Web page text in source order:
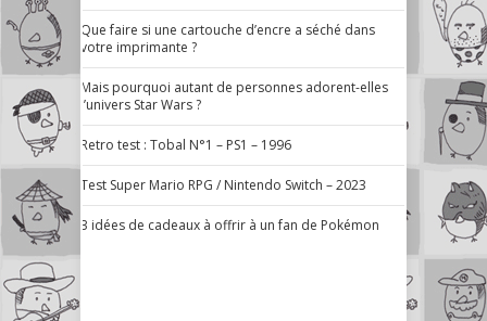
Que faire si une cartouche d’encre a séché dans
votre imprimante ?
Mais pourquoi autant de personnes adorent-elles
l’univers Star Wars ?
Retro test : Tobal N°1 – PS1 – 1996
Test Super Mario RPG / Nintendo Switch – 2023
3 idées de cadeaux à offrir à un fan de Pokémon